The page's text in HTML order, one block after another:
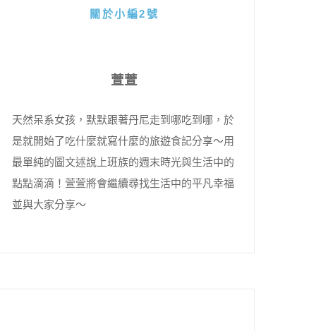
關於小編2號
萱萱
天然呆系女孩，默默跟著丹尼走到哪吃到哪，於
是就開始了吃什麼就寫什麼的旅遊食記分享～用
最單純的圖文述說上班族的週末時光與生活中的
點點滴滴！萱萱將會繼續尋找生活中的平凡幸福
並與大家分享～